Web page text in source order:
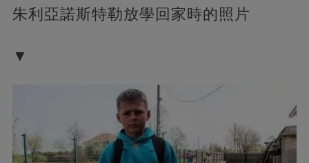
朱利亞諾斯特勒放學回家時的照片
▼